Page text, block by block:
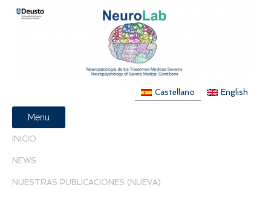
Castellano English
Menu
INICIO
NEWS
NUESTRAS PUBLICACIONES (NUEVA)